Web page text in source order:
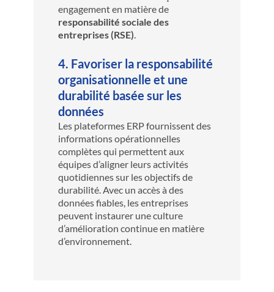
engagement en matière de
responsabilité sociale des
entreprises (RSE).
4. Favoriser la responsabilité
organisationnelle et une
durabilité basée sur les
données
Les plateformes ERP fournissent des
informations opérationnelles
complètes qui permettent aux
équipes d’aligner leurs activités
quotidiennes sur les objectifs de
durabilité. Avec un accès à des
données fiables, les entreprises
peuvent instaurer une culture
d’amélioration continue en matière
d’environnement.